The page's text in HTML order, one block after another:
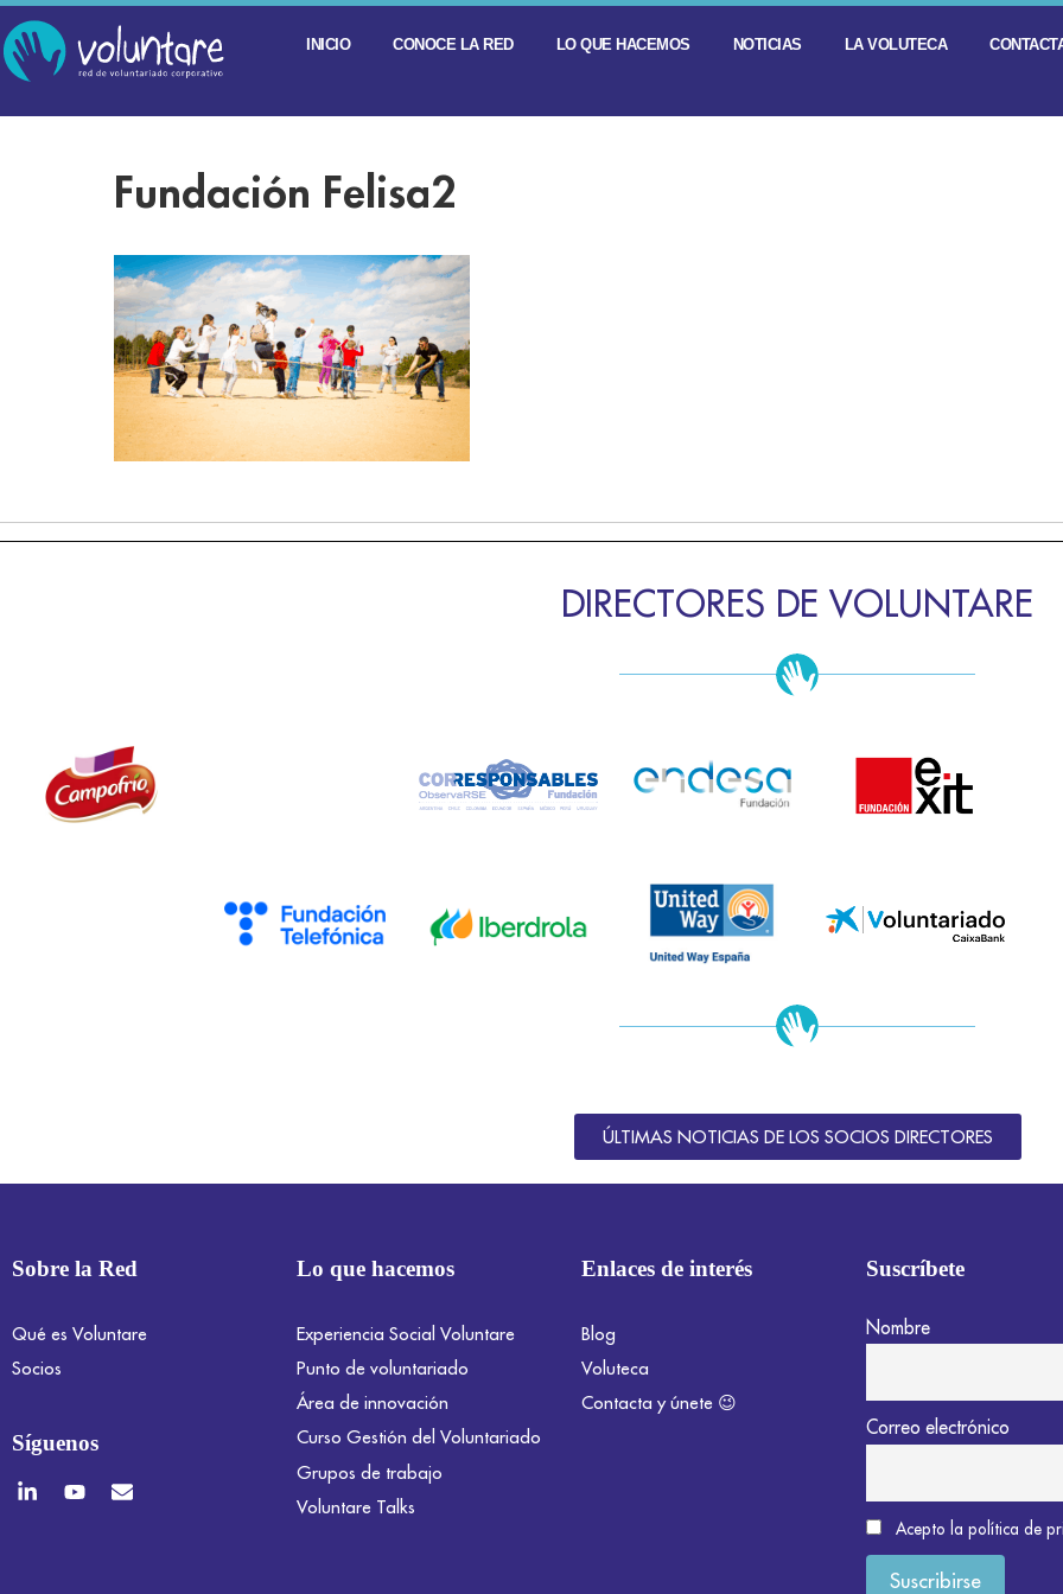
INICIO CONOCE LA RED LO QUE HACEMOS NOTICIAS LA VOLUTECA
Fundación Felisa2
DIRECTORES DE VOLUNTARE
ÚLTIMAS NOTICIAS DE LOS SOCIOS DIRECTORES
Sobre la Red
Qué es Voluntare
Socios
Síguenos
Lo que hacemos
Experiencia Social Voluntare
Punto de voluntariado
Área de innovación
Curso Gestión del Voluntariado
Grupos de trabajo
Voluntare Talks
Enlaces de interés
Blog
Voluteca
Contacta y únete 😉
Suscríbete
Nombre
Correo electrónico
Acepto la política de